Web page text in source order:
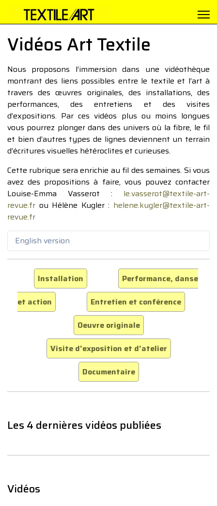
Vidéos Art Textile
Nous proposons l’immersion dans une vidéothèque
montrant des liens possibles entre le textile et l’art à
travers des œuvres originales, des installations, des
performances, des entretiens et des visites
d’expositions. Par ces vidéos plus ou moins longues
vous pourrez plonger dans des univers où la fibre, le fil
et bien d’autres types de lignes deviennent un terrain
d’écritures visuelles hétéroclites et curieuses.
Cette rubrique sera enrichie au fil des semaines. Si vous
avez des propositions à faire, vous pouvez contacter
Louise-Emma Vasserot : le.vasserot@textile-art-
revue.fr ou Hélène Kugler : helene.kugler@textile-art-
revue.fr
English version
Installation
Performance, danse
et action
Entretien et conférence
Oeuvre originale
Visite d'exposition et d'atelier
Documentaire
Les 4 dernières vidéos publiées
Vidéos